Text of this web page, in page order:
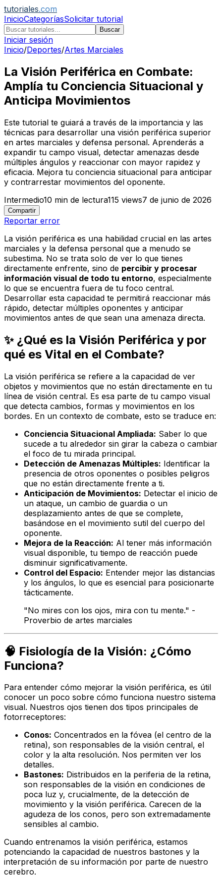
tutoriales.com
InicioCategoríasSolicitar tutorial
Buscar
Iniciar sesión
Inicio/Deportes/Artes Marciales
La Visión Periférica en Combate:
Amplía tu Conciencia Situacional y
Anticipa Movimientos
Este tutorial te guiará a través de la importancia y las
técnicas para desarrollar una visión periférica superior
en artes marciales y defensa personal. Aprenderás a
expandir tu campo visual, detectar amenazas desde
múltiples ángulos y reaccionar con mayor rapidez y
eficacia. Mejora tu conciencia situacional para anticipar
y contrarrestar movimientos del oponente.
Intermedio10 min de lectura115 views7 de junio de 2026
Compartir
Reportar error
La visión periférica es una habilidad crucial en las artes
marciales y la defensa personal que a menudo se
subestima. No se trata solo de ver lo que tienes
directamente enfrente, sino de percibir y procesar
información visual de todo tu entorno, especialmente
lo que se encuentra fuera de tu foco central.
Desarrollar esta capacidad te permitirá reaccionar más
rápido, detectar múltiples oponentes y anticipar
movimientos antes de que sean una amenaza directa.
✨ ¿Qué es la Visión Periférica y por
qué es Vital en el Combate?
La visión periférica se refiere a la capacidad de ver
objetos y movimientos que no están directamente en tu
línea de visión central. Es esa parte de tu campo visual
que detecta cambios, formas y movimientos en los
bordes. En un contexto de combate, esto se traduce en:
Conciencia Situacional Ampliada: Saber lo que
sucede a tu alrededor sin girar la cabeza o cambiar
el foco de tu mirada principal.
Detección de Amenazas Múltiples: Identificar la
presencia de otros oponentes o posibles peligros
que no están directamente frente a ti.
Anticipación de Movimientos: Detectar el inicio de
un ataque, un cambio de guardia o un
desplazamiento antes de que se complete,
basándose en el movimiento sutil del cuerpo del
oponente.
Mejora de la Reacción: Al tener más información
visual disponible, tu tiempo de reacción puede
disminuir significativamente.
Control del Espacio: Entender mejor las distancias
y los ángulos, lo que es esencial para posicionarte
tácticamente.
"No mires con los ojos, mira con tu mente." -
Proverbio de artes marciales
🧠 Fisiología de la Visión: ¿Cómo
Funciona?
Para entender cómo mejorar la visión periférica, es útil
conocer un poco sobre cómo funciona nuestro sistema
visual. Nuestros ojos tienen dos tipos principales de
fotorreceptores:
Conos: Concentrados en la fóvea (el centro de la
retina), son responsables de la visión central, el
color y la alta resolución. Nos permiten ver los
detalles.
Bastones: Distribuidos en la periferia de la retina,
son responsables de la visión en condiciones de
poca luz y, crucialmente, de la detección de
movimiento y la visión periférica. Carecen de la
agudeza de los conos, pero son extremadamente
sensibles al cambio.
Cuando entrenamos la visión periférica, estamos
potenciando la capacidad de nuestros bastones y la
interpretación de su información por parte de nuestro
cerebro.